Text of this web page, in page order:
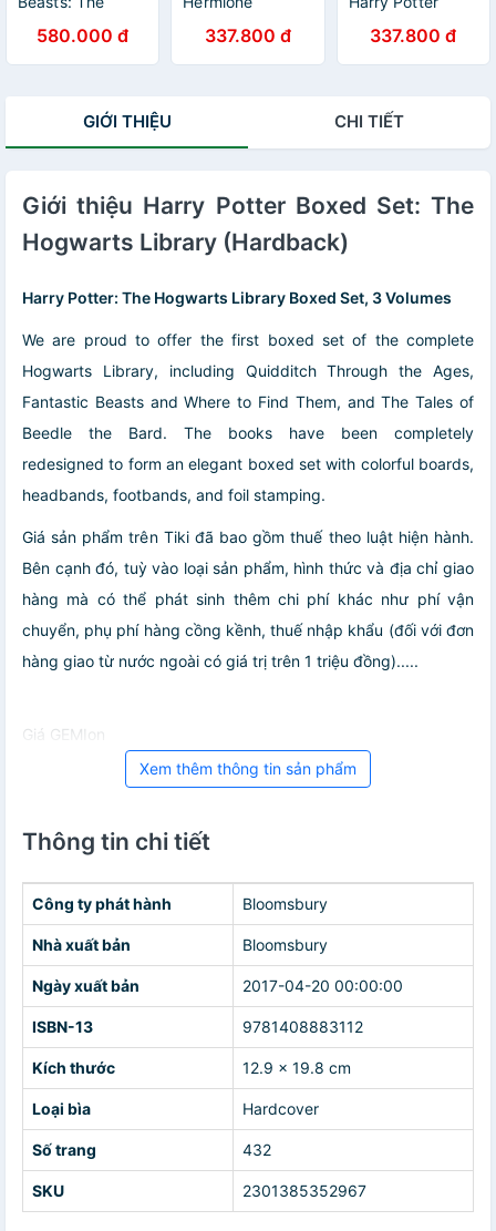
Grindelwald -
The Original
580.000 đ 337.800 đ 337.800 đ
GIỚI THIỆU CHI TIẾT
Giới thiệu Harry Potter Boxed Set: The
Hogwarts Library (Hardback)
Harry Potter: The Hogwarts Library Boxed Set, 3 Volumes
We are proud to offer the first boxed set of the complete
Hogwarts Library, including Quidditch Through the Ages,
Fantastic Beasts and Where to Find Them, and The Tales of
Beedle the Bard. The books have been completely
redesigned to form an elegant boxed set with colorful boards,
headbands, footbands, and foil stamping.
Giá sản phẩm trên Tiki đã bao gồm thuế theo luật hiện hành.
Bên cạnh đó, tuỳ vào loại sản phẩm, hình thức và địa chỉ giao
hàng mà có thể phát sinh thêm chi phí khác như phí vận
chuyển, phụ phí hàng cồng kềnh, thuế nhập khẩu (đối với đơn
hàng giao từ nước ngoài có giá trị trên 1 triệu đồng).....
Giá GEMIon
Xem thêm thông tin sản phẩm
Thông tin chi tiết
Công ty phát hành Bloomsbury
Nhà xuất bản Bloomsbury
Ngày xuất bản 2017-04-20 00:00:00
ISBN-13 9781408883112
Kích thước 12.9 x 19.8 cm
Loại bìa Hardcover
Số trang 432
SKU 2301385352967